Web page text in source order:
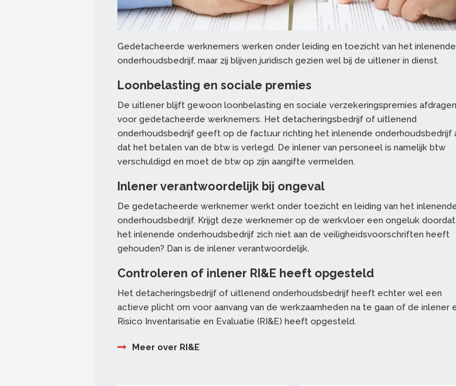
Gedetacheerde werknemers werken onder leiding en toezicht van het inlenende
onderhoudsbedrijf, maar zij blijven juridisch gezien wel bij de uitlener in dienst.
Loonbelasting en sociale premies
De uitlener blijft gewoon loonbelasting en sociale verzekeringspremies afdragen
voor gedetacheerde werknemers. Het detacheringsbedrijf of uitlenend
onderhoudsbedrijf geeft op de factuur richting het inlenende onderhoudsbedrijf
dat het betalen van de btw is verlegd. De inlener van personeel is namelijk btw
verschuldigd en moet de btw op zijn aangifte vermelden.
Inlener verantwoordelijk bij ongeval
De gedetacheerde werknemer werkt onder toezicht en leiding van het
onderhoudsbedrijf. Krijgt deze werknemer op de werkvloer een ongeluk doordat
het inlenende onderhoudsbedrijf zich niet aan de veiligheidsvoorschriften heeft
gehouden? Dan is de inlener verantwoordelijk.
Controleren of inlener RI&E heeft opgesteld
Het detacheringsbedrijf of uitlenend onderhoudsbedrijf heeft echter wel een
actieve plicht om voor aanvang van de werkzaamheden na te gaan of de inlener
Risico Inventarisatie en Evaluatie (RI&E) heeft opgesteld.
Meer over RI&E